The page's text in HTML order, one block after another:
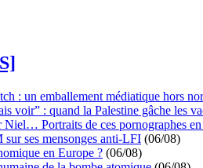
: un emballement médiatique hors
voir” : quand la Palestine gâche les
Portraits de ces pornographes
ses mensonges anti-LFI (06/08)
en Europe ? (06/08)